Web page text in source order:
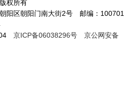
权所有
阳区朝阳门南大街2号 邮编：100701
京ICP备06038296号
京公网安备